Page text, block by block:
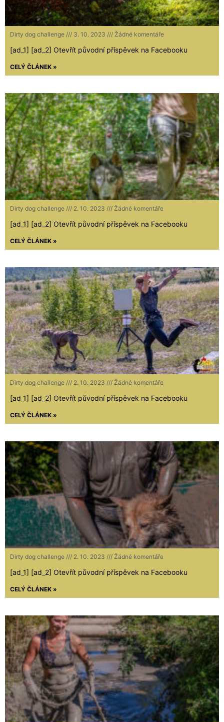
Dirty dog challenge 3. 10. 2023 Žádné komentáře
[ad_1] [ad_2] Otevřít původní příspěvek na Facebooku
CELÝ ČLÁNEK »
Dirty dog challenge 2. 10. 2023 Žádné komentáře
[ad_1] [ad_2] Otevřít původní příspěvek na Facebooku
CELÝ ČLÁNEK »
Dirty dog challenge 2. 10. 2023 Žádné komentáře
[ad_1] [ad_2] Otevřít původní příspěvek na Facebooku
CELÝ ČLÁNEK »
Dirty dog challenge 2. 10. 2023 Žádné komentáře
[ad_1] [ad_2] Otevřít původní příspěvek na Facebooku
CELÝ ČLÁNEK »